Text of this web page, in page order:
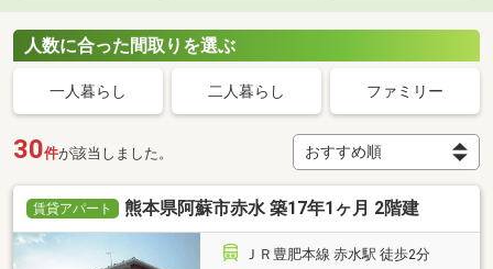
人数に合った間取りを選ぶ
一人暮らし 二人暮らし ファミリー
30件が該当しました。
賃貸アパート 熊本県阿蘇市赤水 築17年1ヶ月 2階建
ＪＲ豊肥本線 赤水駅 徒歩2分